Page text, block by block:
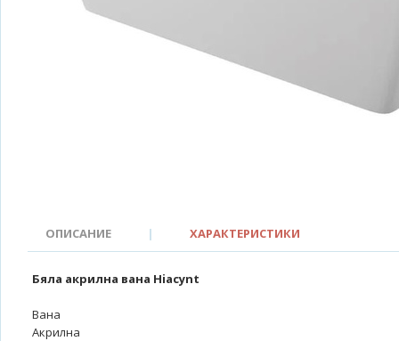
ОПИСАНИЕ | ХАРАКТЕРИСТИКИ
Бяла акрилна вана Hiacynt
Вана
Акрилна